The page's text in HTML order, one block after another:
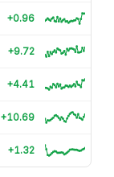
+0.96
+9.72
+4.41
+10.69
+1.32